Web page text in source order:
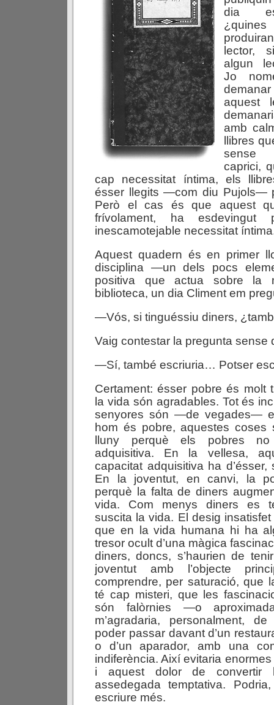
dia
lector,
algun
Jo
aquest
amb
llibres
sense
caprici,
cap necessitat íntima, els
ésser llegits —com diu Pujols—
Però el cas és que aquest
frívolament, ha
inescamotejable necessitat
Aquest quadern és en primer
disciplina —un dels pocs
positiva que actua sobre la
biblioteca, un dia Climent em
—Vós, si tinguéssiu diners,
Vaig contestar la pregunta sense
—Sí, també escriuria… Potser
Certament: ésser pobre és molt
la vida són agradables. Tot és
senyores són —de vegades—
hom és pobre, aquestes coses
lluny perquè els pobres no
adquisitiva. En la vellesa,
capacitat adquisitiva ha d’ésser,
En la joventut, en canvi, la
perquè la falta de diners
vida. Com menys diners es
suscita la vida. El desig
que en la vida humana hi ha
tresor ocult d’una màgica
diners, doncs, s’haurien de
joventut amb l’objecte
comprendre, per saturació, que
té cap misteri, que les
són falòrnies —o
m’agradaria, personalment,
poder passar davant d’un
o d’un aparador, amb una
indiferència. Així evitaria
i aquest dolor de
assedegada temptativa.
escriure més.